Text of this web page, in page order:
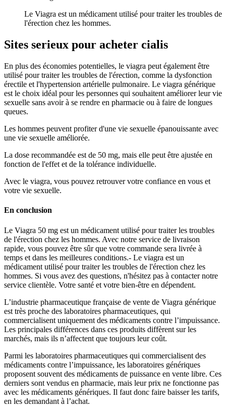
Le Viagra est un médicament utilisé pour traiter les troubles de
l'érection chez les hommes.
Sites serieux pour acheter cialis
En plus des économies potentielles, le viagra peut également être
utilisé pour traiter les troubles de l'érection, comme la dysfonction
érectile et l'hypertension artérielle pulmonaire. Le viagra générique
est le choix idéal pour les personnes qui souhaitent améliorer leur vie
sexuelle sans avoir à se rendre en pharmacie ou à faire de longues
queues.
Les hommes peuvent profiter d'une vie sexuelle épanouissante avec
une vie sexuelle améliorée.
La dose recommandée est de 50 mg, mais elle peut être ajustée en
fonction de l'effet et de la tolérance individuelle.
Avec le viagra, vous pouvez retrouver votre confiance en vous et
votre vie sexuelle.
En conclusion
Le Viagra 50 mg est un médicament utilisé pour traiter les troubles
de l'érection chez les hommes. Avec notre service de livraison
rapide, vous pouvez être sûr que votre commande sera livrée à
temps et dans les meilleures conditions.- Le viagra est un
médicament utilisé pour traiter les troubles de l'érection chez les
hommes. Si vous avez des questions, n'hésitez pas à contacter notre
service clientèle. Votre santé et votre bien-être en dépendent.
L’industrie pharmaceutique française de vente de Viagra générique
est très proche des laboratoires pharmaceutiques, qui
commercialisent uniquement des médicaments contre l’impuissance.
Les principales différences dans ces produits diffèrent sur les
marchés, mais ils n’affectent que toujours leur coût.
Parmi les laboratoires pharmaceutiques qui commercialisent des
médicaments contre l’impuissance, les laboratoires génériques
proposent souvent des médicaments de puissance en vente libre. Ces
derniers sont vendus en pharmacie, mais leur prix ne fonctionne pas
avec les médicaments génériques. Il faut donc faire baisser les tarifs,
en les demandant à l’achat.